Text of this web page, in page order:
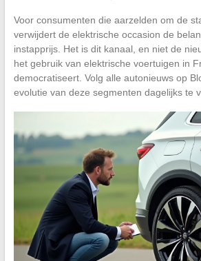
Voor consumenten die aarzelden om de
verwijdert de elektrische occasion de
instapprijs. Het is dit kanaal, en niet de
het gebruik van elektrische voertuigen in
democratiseert. Volg alle autonieuws op
evolutie van deze segmenten dagelijks te